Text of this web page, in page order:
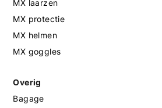
MX laarzen
MX protectie
MX helmen
MX goggles
Overig
Bagage